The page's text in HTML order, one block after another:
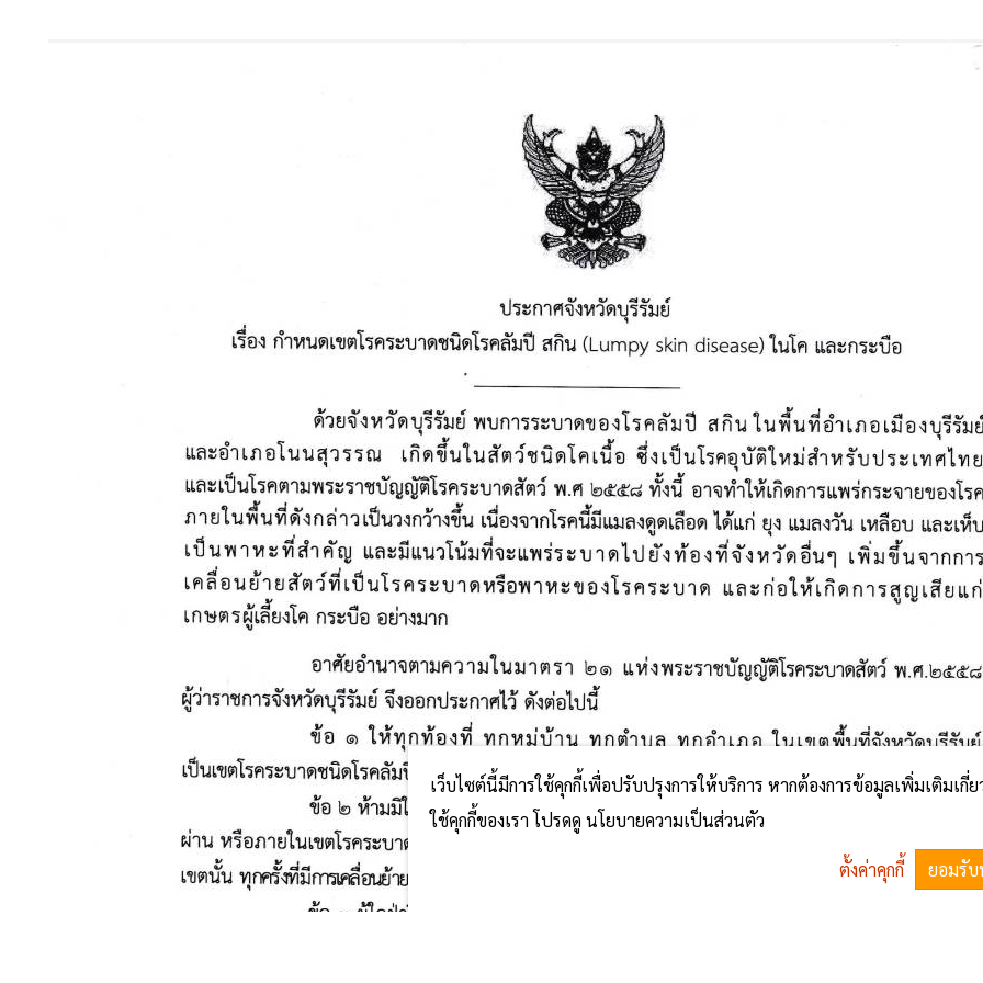
เว็บไซต์นี้มีการใช้คุกกี้เพื่อปรับปรุงการให้บริการ หากต้องการข้อมูลเพิ่มเติมเกี่ย
ใช้คุกกี้ของเรา โปรดดู นโยบายความเป็นส่วนตัว
ตั้งค่าคุกกี้ ยอมรั